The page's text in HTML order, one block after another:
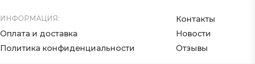
ИНФОРМАЦИЯ:
Контакты
Оплата и доставка
Новости
Политика конфиденциальности
Отзывы